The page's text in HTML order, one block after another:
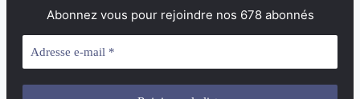
Abonnez vous pour rejoindre nos 678 abonnés